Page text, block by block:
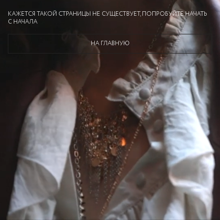
КАЖЕТСЯ ТАКОЙ СТРАНИЦЫ НЕ СУЩЕСТВУЕТ, ПОПРОБУЙТЕ НАЧАТЬ
С НАЧАЛА
НА ГЛАВНУЮ